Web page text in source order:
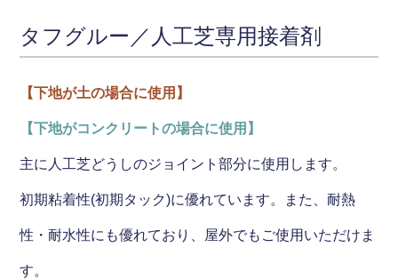
タフグルー／人工芝専用接着剤
【下地が土の場合に使用】
【下地がコンクリートの場合に使用】
主に人工芝どうしのジョイント部分に使用します。
初期粘着性(初期タック)に優れています。また、耐熱
性・耐水性にも優れており、屋外でもご使用いただけま
す。